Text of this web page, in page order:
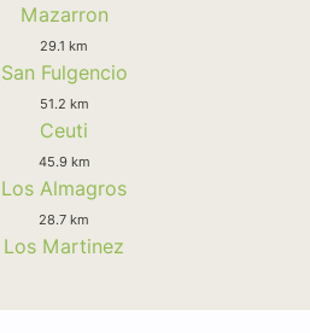
Mazarron
29.1 km
San Fulgencio
51.2 km
Ceuti
45.9 km
Los Almagros
28.7 km
Los Martinez